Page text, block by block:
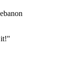
it!"